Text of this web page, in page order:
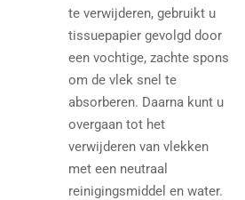
te verwijderen, gebruikt u
tissuepapier gevolgd door
een vochtige, zachte spons
om de vlek snel te
absorberen. Daarna kunt u
overgaan tot het
verwijderen van vlekken
met een neutraal
reinigingsmiddel en water.